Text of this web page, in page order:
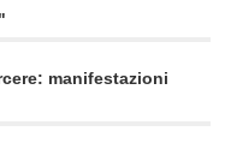
manifestazioni